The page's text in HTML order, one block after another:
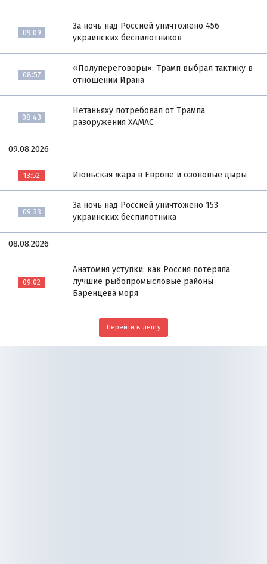
09:09
За ночь над Россией уничтожено 456
украинских беспилотников
08:57
«Полупереговоры»: Трамп выбрал тактику в
отношении Ирана
08:43
Нетаньяху потребовал от Трампа
разоружения ХАМАС
09.08.2026
13:52 Июньская жара в Европе и озоновые дыры
09:33
За ночь над Россией уничтожено 153
украинских беспилотника
08.08.2026
09:02
Анатомия уступки: как Россия потеряла
лучшие рыбопромысловые районы
Баренцева моря
Перейти в ленту